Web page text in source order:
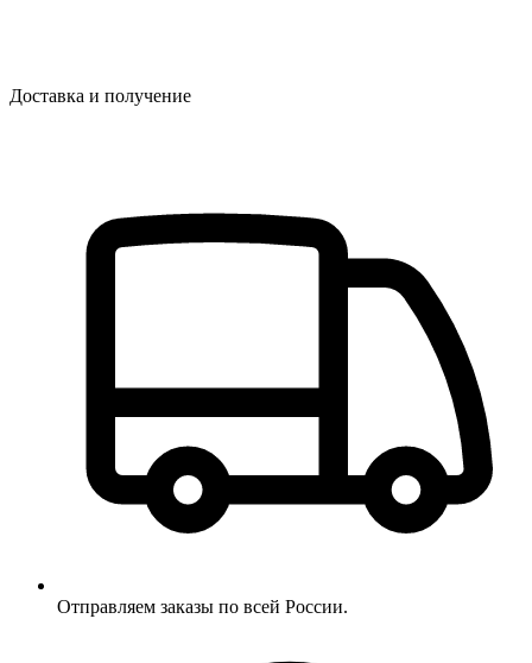
Доставка и получение
Отправляем заказы по всей России.